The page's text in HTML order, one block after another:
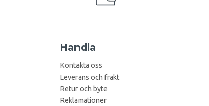
Handla
Kontakta oss
Leverans och frakt
Retur och byte
Reklamationer